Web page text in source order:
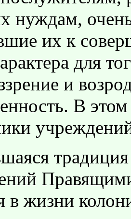
нуждам,
их к
для
и
В
в жизни